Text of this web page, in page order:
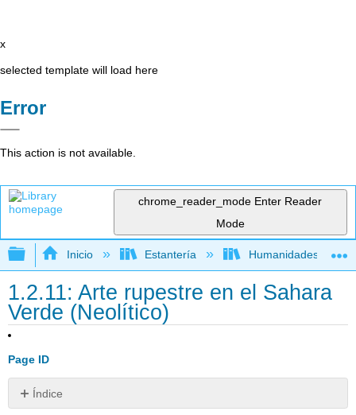
x
selected template will load here
Error
This action is not available.
chrome_reader_mode Enter Reader
Mode
Expandir/contraer jerarquía global
Inicio Estantería Humanidades
1.2.11: Arte rupestre en el Sahara
Verde (Neolítico)
Page ID
Índice
Sin